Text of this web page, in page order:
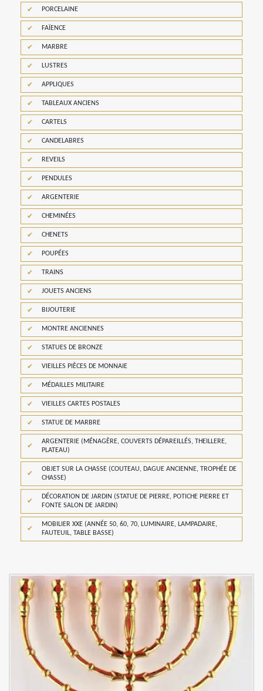
PORCELAINE
FAÏENCE
MARBRE
LUSTRES
APPLIQUES
TABLEAUX ANCIENS
CARTELS
CANDELABRES
REVEILS
PENDULES
ARGENTERIE
CHEMINÉES
CHENETS
POUPÉES
TRAINS
JOUETS ANCIENS
BIJOUTERIE
MONTRE ANCIENNES
STATUES DE BRONZE
VIEILLES PIÈCES DE MONNAIE
MÉDAILLES MILITAIRE
VIEILLES CARTES POSTALES
STATUE DE MARBRE
ARGENTERIE (MÉNAGÈRE, COUVERTS DÉPAREILLÉS, THEILLERE,
PLATEAU)
OBJET SUR LA CHASSE (COUTEAU, DAGUE ANCIENNE, TROPHÉE DE
CHASSE)
DÉCORATION DE JARDIN (STATUE DE PIERRE, POTICHE PIERRE ET
FONTE SALON DE JARDIN)
MOBILIER XXE (ANNÉE 50, 60, 70, LUMINAIRE, LAMPADAIRE,
FAUTEUIL, TABLE BASSE)